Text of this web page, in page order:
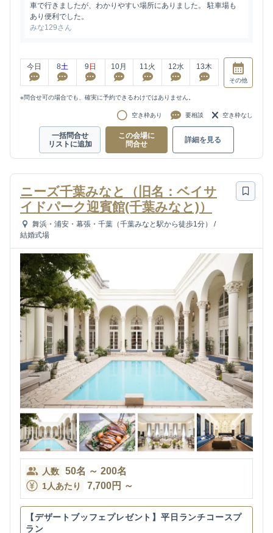
車で行きましたが、わかりやすい場所にありました。 駐車場も
あり便利でした。
みな129さん
今日 8土 9 日 10月 11火 12水 13木
その他
※問合せ可の場合でも、確実に予約できるわけではありません。
空き枠あり 要相談 空き枠なし
一括問合せ
リストに追加
この会場に
問合せ
詳細を見る
ニーズ千葉みなと（旧名：ベイサ
イドパーク迎賓館(千葉みなと)）
舞浜・浦安・幕張・千葉（千葉みなと駅から徒歩1分）
/
結婚式場
人数 50名 ～ 200名
1人あたり 7,700円 ～
【デザートブッフェプレゼント】平日ランチコースプ
ラン